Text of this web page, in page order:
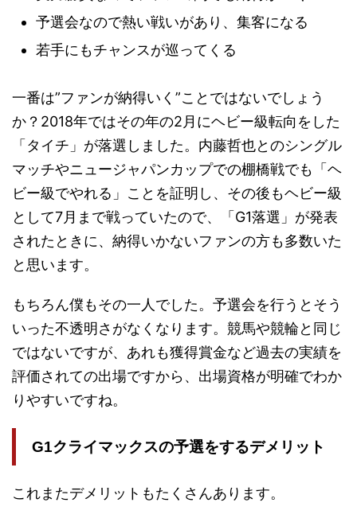
予選会なので熱い戦いがあり、集客になる
若手にもチャンスが巡ってくる
一番は”ファンが納得いく”ことではないでしょう
か？2018年ではその年の2月にヘビー級転向をした
「タイチ」が落選しました。内藤哲也とのシングル
マッチやニュージャパンカップでの棚橋戦でも「ヘ
ビー級でやれる」ことを証明し、その後もヘビー級
として7月まで戦っていたので、「G1落選」が発表
されたときに、納得いかないファンの方も多数いた
と思います。
もちろん僕もその一人でした。予選会を行うとそう
いった不透明さがなくなります。競馬や競輪と同じ
ではないですが、あれも獲得賞金など過去の実績を
評価されての出場ですから、出場資格が明確でわか
りやすいですね。
G1クライマックスの予選をするデメリット
これまたデメリットもたくさんあります。